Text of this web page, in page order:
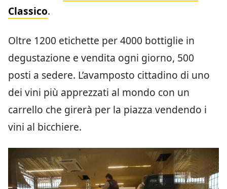
Classico.
Oltre 1200 etichette per 4000 bottiglie in
degustazione e vendita ogni giorno, 500
posti a sedere. L’avamposto cittadino di uno
dei vini più apprezzati al mondo con un
carrello che girerà per la piazza vendendo i
vini al bicchiere.